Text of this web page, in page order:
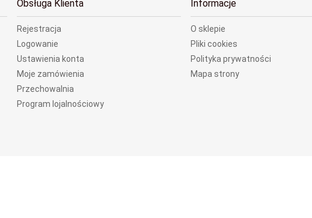
Obsługa Klienta
Rejestracja
Logowanie
Ustawienia konta
Moje zamówienia
Przechowalnia
Program lojalnościowy
Informacje
O sklepie
Pliki cookies
Polityka prywatności
Mapa strony